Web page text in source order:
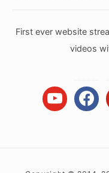
First ever website
videos
youtubefacebook